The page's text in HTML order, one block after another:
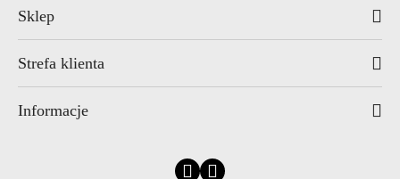
Sklep
Strefa klienta
Informacje